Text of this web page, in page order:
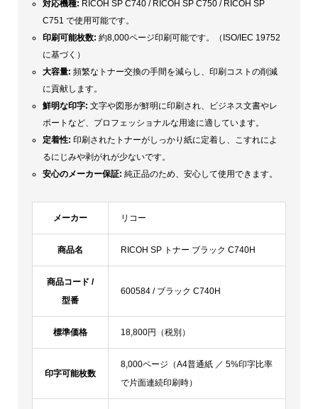
対応機種: RICOH SP C740 / RICOH SP C750 / RICOH SP
C751 で使用可能です。
印刷可能枚数: 約8,000ページ印刷可能です。（ISO/IEC 19752
に基づく）
大容量: 頻繁なトナー交換の手間を減らし、印刷コストの削減
に貢献します。
鮮明な印字: 文字や図形が鮮明に印刷され、ビジネス文書やレ
ポートなど、プロフェッショナルな用途に適しています。
定着性: 印刷されたトナーがしっかり紙に定着し、こすれによ
るにじみや剥がれが少ないです。
安心のメーカー保証:純正品のため、安心して使用できます。
メーカー リコー
商品名 RICOH SP トナー ブラック C740H
商品コード /
型番
600584 / ブラック C740H
標準価格 18,800円（税別）
印字可能枚数
8,000ページ（A4普通紙 ／ 5%印字比率
で片面連続印刷時）